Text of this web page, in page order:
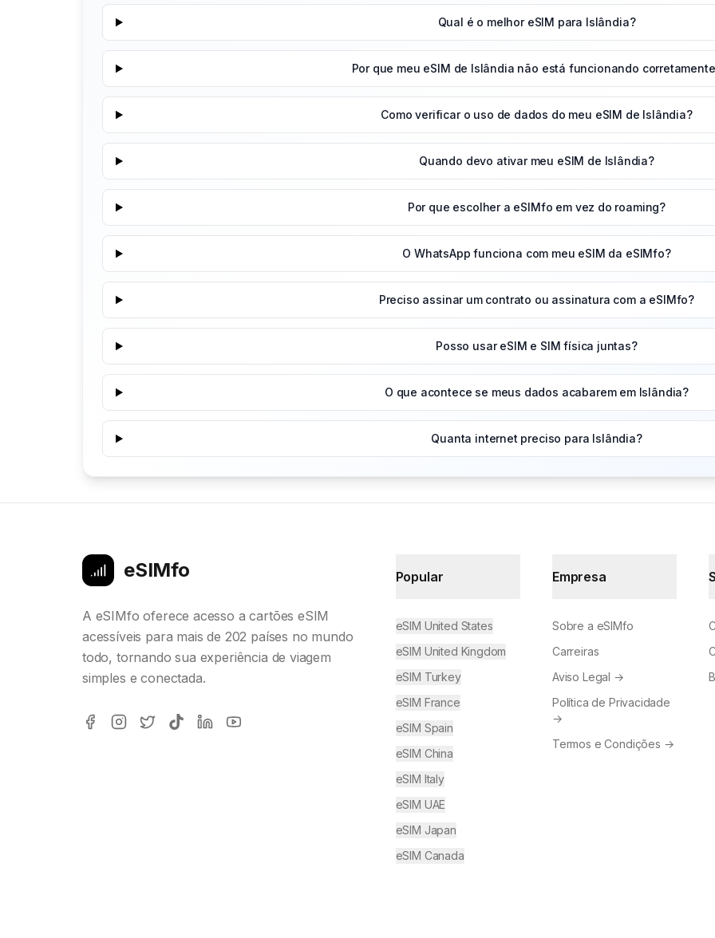
Qual é o melhor eSIM para Islândia?
Por que meu eSIM de Islândia não está funcionando
Como verificar o uso de dados do meu eSIM de Islândia?
Quando devo ativar meu eSIM de Islândia?
Por que escolher a eSIMfo em vez do roaming?
O WhatsApp funciona com meu eSIM da eSIMfo?
Preciso assinar um contrato ou assinatura com a eSIMfo?
Posso usar eSIM e SIM física juntas?
O que acontece se meus dados acabarem em Islândia?
Quanta internet preciso para Islândia?
eSIMfo
A eSIMfo oferece acesso a cartões eSIM
acessíveis para mais de 202 países no mundo
todo, tornando sua experiência de viagem
simples e conectada.
Popular
eSIM United States
eSIM United Kingdom
eSIM Turkey
eSIM France
eSIM Spain
eSIM China
eSIM Italy
eSIM UAE
eSIM Japan
eSIM Canada
Empresa
Sobre a eSIMfo
Carreiras
Aviso Legal →
Política de Privacidade
→
Termos e Condições →